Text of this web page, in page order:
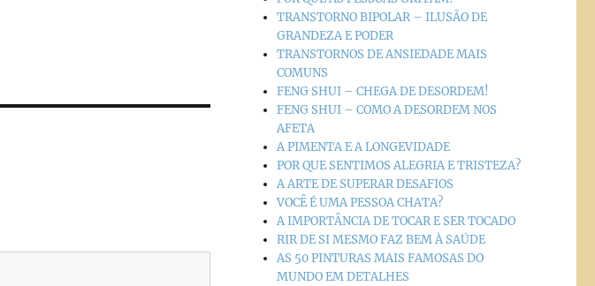
TRANSTORNO BIPOLAR – ILUSÃO DE
GRANDEZA E PODER
TRANSTORNOS DE ANSIEDADE MAIS
COMUNS
FENG SHUI – CHEGA DE DESORDEM!
FENG SHUI – COMO A DESORDEM NOS
AFETA
A PIMENTA E A LONGEVIDADE
POR QUE SENTIMOS ALEGRIA E TRISTEZA?
A ARTE DE SUPERAR DESAFIOS
VOCÊ É UMA PESSOA CHATA?
A IMPORTÂNCIA DE TOCAR E SER TOCADO
RIR DE SI MESMO FAZ BEM À SAÚDE
AS 50 PINTURAS MAIS FAMOSAS DO
MUNDO EM DETALHES